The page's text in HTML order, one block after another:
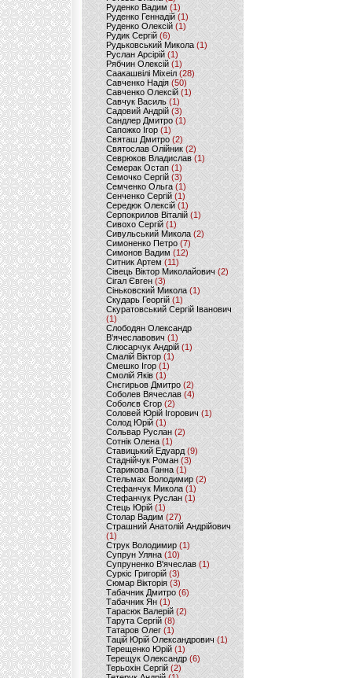
Руденко Вадим (1)
Руденко Геннадій (1)
Руденко Олексій(1)
Рудик Сергій(6)
Рудьковський Микола (1)
Руслан Арсірій(1)
Рябчин Олексій (1)
Саакашвілі Міхеіл(28)
Савченко Надія (50)
Савченко Олексій(1)
Савчук Василь (1)
Садовий Андрій (3)
Сандлер Дмитро(1)
Сапожко Ігор(1)
Святаш Дмитро (2)
Святослав Олійник (2)
Севрюков Владислав (1)
Семерак Остап (1)
Семочко Сергій (3)
Семченко Ольга (1)
Сенченко Сергій(1)
Середюк Олексій(1)
Серпокрилов Віталій(1)
Сивохо Сергій(1)
Сивульський Микола(2)
Симоненко Петро(7)
Симонов Вадим (12)
Ситник Артем(11)
Сівець Віктор Миколайович(2)
Сігал Євген (3)
Сіньковский Микола(1)
Скударь Георгій (1)
Скуратовський Сергій Іванович
(1)
Слободян Олександр
В'ячеславович(1)
Слюсарчук Андрій(1)
Смалій Віктор (1)
Смешко Ігор (1)
Смолій Яків (1)
Снєгирьов Дмитро (2)
Соболев Вячеслав (4)
Соболєв Єгор(2)
Соловей Юрій Ігорович (1)
Солод Юрій (1)
Сольвар Руслан (2)
Сотнік Олена(1)
Ставицький Едуард (9)
Стаднійчук Роман(3)
Старикова Ганна (1)
Стельмах Володимир(2)
Стефанчук Микола (1)
Стефанчук Руслан (1)
Стець Юрій (1)
Столар Вадим(27)
Страшний Анатолій Андрійович
(1)
Струк Володимир (1)
Супрун Уляна (10)
Супруненко В'ячеслав (1)
Суркіс Григорій (3)
Сюмар Вікторія (3)
Табачник Дмитро (6)
Табачник Ян(1)
Тарасюк Валерій (2)
Тарута Сергій (8)
Татаров Олег(1)
Тацій Юрій Олександрович(1)
Терещенко Юрій(1)
Терещук Олександр(6)
Терьохін Сергій (2)